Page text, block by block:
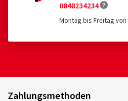
0848234234
Montag bis Freitag von
Zahlungsmethoden